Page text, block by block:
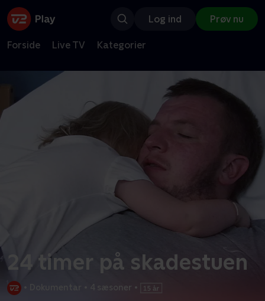
Log ind Prøv nu
Forside Live TV Kategorier
24 timer på skadestuen
4 sæsoner •